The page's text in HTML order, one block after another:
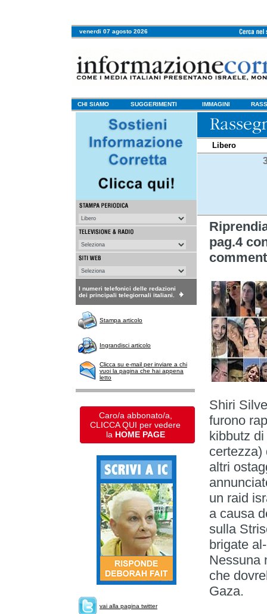
venerdi 07 agosto 2026
CHI SIAMO SUGGERIMENTI IMMAGINI
I numeri telefonici delle redazioni
dei principali telegiornali italiani.
Stampa articolo
Ingrandisci articolo
Clicca su e-mail per inviare a chi
vuoi la pagina che hai appena
letto
Caro/a abbonato/a,
CLICCA QUI per vedere
la HOME PAGE
vai alla pagina twitter
Libero
pag.4
Shiri
furono
kibbutz
certezza)
altri
un raid
a causa
sulla
brigate
Nessuna
che
Gaza.